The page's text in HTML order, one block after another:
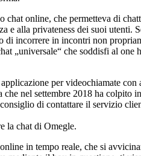
online, che permetteva di
e alla privateness dei suoi
di incorrere in incontri non
„universale“ che soddisfi al
per videochiamate con
nel settembre 2018 ha
di contattare il servizio
la chat di Omegle.
in tempo reale, che si